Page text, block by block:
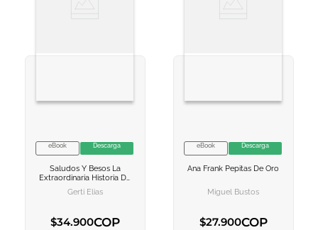
VER INFORMACION
AGREGAR AL
eBook Descarga
Saludos Y Besos La
Extraordinaria Historia De
La Familia De Ana Frank
Gerti Elias
$34.900COP
VER INFORMACION
eBook Descarga
Ana Frank Pepitas De Oro
Miguel Bustos
$27.900COP